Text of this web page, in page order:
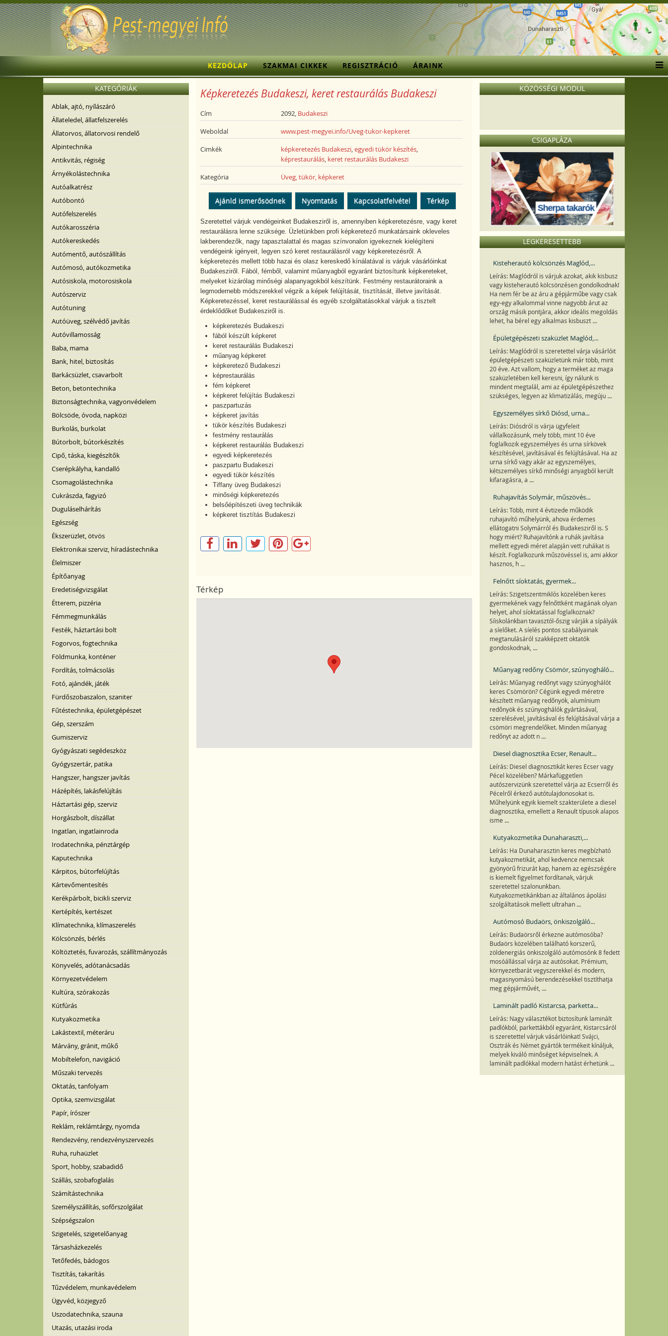
KEZDŐLAP SZAKMAI CIKKEK REGISZTRÁCIÓ ÁRAINK
KATEGÓRIÁK
Ablak, ajtó, nyílászáró
Állateledel, állatfelszerelés
Állatorvos, állatorvosi rendelő
Alpintechnika
Antikvitás, régiség
Árnyékolástechnika
Autóalkatrész
Autóbontó
Autófelszerelés
Autókarosszéria
Autókereskedés
Autómentő, autószállítás
Autómosó, autókozmetika
Autósiskola, motorosiskola
Autószerviz
Autótuning
Autóüveg, szélvédő javítás
Autóvillamosság
Baba, mama
Bank, hitel, biztosítás
Barkácsüzlet, csavarbolt
Beton, betontechnika
Biztonságtechnika, vagyonvédelem
Bölcsöde, óvoda, napközi
Burkolás, burkolat
Bútorbolt, bútorkészítés
Cipő, táska, kiegészítők
Cserépkályha, kandalló
Csomagolástechnika
Cukrászda, fagyizó
Duguláselhárítás
Egészség
Ékszerüzlet, ötvös
Elektronikai szerviz, híradástechnika
Élelmiszer
Építőanyag
Eredetiségvizsgálat
Étterem, pizzéria
Fémmegmunkálás
Festék, háztartási bolt
Fogorvos, fogtechnika
Földmunka, konténer
Fordítás, tolmácsolás
Fotó, ajándék, játék
Fürdőszobaszalon, szaniter
Fűtéstechnika, épületgépészet
Gép, szerszám
Gumiszerviz
Gyógyászati segédeszköz
Gyógyszertár, patika
Hangszer, hangszer javítás
Házépítés, lakásfelújítás
Háztartási gép, szerviz
Horgászbolt, díszállat
Ingatlan, ingatlainroda
Irodatechnika, pénztárgép
Kaputechnika
Kárpitos, bútorfelújítás
Kártevőmentesítés
Kerékpárbolt, bicikli szerviz
Kertépítés, kertészet
Klímatechnika, klímaszerelés
Kölcsönzés, bérlés
Költöztetés, fuvarozás, szállítmányozás
Könyvelés, adótanácsadás
Környezetvédelem
Kultúra, szórakozás
Kútfúrás
Kutyakozmetika
Lakástextil, méteráru
Márvány, gránit, műkő
Mobiltelefon, navigáció
Műszaki tervezés
Oktatás, tanfolyam
Optika, szemvizsgálat
Papír, írószer
Reklám, reklámtárgy, nyomda
Rendezvény, rendezvényszervezés
Ruha, ruhaüzlet
Sport, hobby, szabadidő
Szállás, szobafoglalás
Számítástechnika
Személyszállítás, sofőrszolgálat
Szépségszalon
Szigetelés, szigetelőanyag
Társasházkezelés
Tetőfedés, bádogos
Tisztítás, takarítás
Tűzvédelem, munkavédelem
Ügyvéd, közjegyző
Uszodatechnika, szauna
Utazás, utazási iroda
Képkeretezés Budakeszi, keret restaurálás Budakeszi
Cím 2092, Budakeszi
Weboldal www.pest-megyei.info/Uveg-tukor-kepkeret
Cimkék képkeretezés Budakeszi,egyedi tükör készítés,
képrestaurálás, keret restaurálás Budakeszi
Kategória Üveg, tükör, képkeret
Ajánld ismerősödnek Nyomtatás Kapcsolatfelvétel Térkép
Szeretettel várjuk vendégeinket Budakesziről is, amennyiben képkeretezésre, vagy keret
restaurálásra lenne szüksége. Üzletünkben profi képkeretező munkatársaink okleveles
lakberendezők, nagy tapasztalattal és magas színvonalon igyekeznek kielégíteni
vendégeink igényeit, legyen szó keret restaurálásról vagy képkeretezésről. A
képkeretezés mellett több hazai és olasz kereskedő kínálatával is várjuk vásárlóinkat
Budakesziről. Fából, fémből, valamint műanyagból egyaránt biztosítunk képkereteket,
melyeket kizárólag minőségi alapanyagokból készítünk. Festmény restaurátoraink a
legmodernebb módszerekkel végzik a képek felújítását, tisztítását, illetve javítását.
Képkeretezéssel, keret restaurálással és egyéb szolgáltatásokkal várjuk a tisztelt
érdeklődőket Budakesziről is.
képkeretezés Budakeszi
fából készült képkeret
keret restaurálás Budakeszi
műanyag képkeret
képkeretező Budakeszi
képrestaurálás
fém képkeret
képkeret felújítás Budakeszi
paszpartuzás
képkeret javítás
tükör készítés Budakeszi
festmény restaurálás
képkeret restaurálás Budakeszi
egyedi képkeretezés
paszpartu Budakeszi
egyedi tükör készítés
Tiffany üveg Budakeszi
minőségi képkeretezés
belsőépítészeti üveg technikák
képkeret tisztítás Budakeszi
Térkép
KÖZÖSSÉGI MODUL
CSIGAPLÁZA
Sherpa takarók
LEGKERESETTEBB
Kisteherautó kölcsönzés Maglód,...
Leírás: Maglódról is várjuk azokat, akik kisbusz
vagy kisteherautó kölcsönzésen gondolkodnak!
Ha nem fér be az áru a gépjárműbe vagy csak
egy-egy alkalommal vinne nagyobb árut az
ország másik pontjára, akkor ideális megoldás
lehet, ha bérel egy alkalmas kisbuszt ...
Épületgépészeti szaküzlet Maglód,...
Leírás: Maglódról is szeretettel várja vásárlóit
épületgépészeti szaküzletünk már több, mint
20 éve. Azt vallom, hogy a terméket az maga
szaküzletében kell keresni, így nálunk is
mindent megtalál, ami az épületgépészethez
szükséges, legyen az klimatizálás, megúju ...
Egyszemélyes sírkő Diósd, urna...
Leírás: Diósdról is várja ügyfeleit
vállalkozásunk, mely több, mint 10 éve
foglalkozik egyszemélyes és urna sírkövek
készítésével, javításával és felújításával. Ha az
urna sírkő vagy akár az egyszemélyes,
kétszemélyes sírkő minőségi anyagból került
kifaragásra, a ...
Ruhajavítás Solymár, műszövés...
Leírás: Több, mint 4 évtizede működik
ruhajavító műhelyünk, ahova érdemes
ellátogatni Solymárról és Budakesziről is. S
hogy miért? Ruhajavítónk a ruhák javítása
mellett egyedi méret alapján vett ruhákat is
készít. Foglalkozunk műszövéssel is, ami akkor
hasznos, h ...
Felnőtt síoktatás, gyermek...
Leírás: Szigetszentmiklós közelében keres
gyermekének vagy felnőttként magának olyan
helyet, ahol síoktatással foglalkoznak?
Síiskolánkban tavasztól-őszig várják a sípályák
a síelőket. A síelés pontos szabályainak
megtanulásáról szakképzett oktatók
gondoskodnak, ...
Műanyag redőny Csömör, szúnyogháló...
Leírás: Műanyag redőnyt vagy szúnyoghálót
keres Csömörön? Cégünk egyedi méretre
készített műanyag redőnyök, alumínium
redőnyök és szúnyoghálók gyártásával,
szerelésével, javításával és felújításával várja a
csömöri megrendelőket. Minden műanyag
redőnyt az adott n ...
Diesel diagnosztika Ecser, Renault...
Leírás: Diesel diagnosztikát keres Ecser vagy
Pécel közelében? Márkafüggetlen
autószervizünk szeretettel várja az Ecserről és
Pécelről érkező autótulajdonosokat is.
Műhelyünk egyik kiemelt szakterülete a diesel
diagnosztika, emellett a Renault típusok alapos
isme ...
Kutyakozmetika Dunaharaszti,...
Leírás: Ha Dunaharasztin keres megbízható
kutyakozmetikát, ahol kedvence nemcsak
gyönyörű frizurát kap, hanem az egészségére
is kiemelt figyelmet fordítanak, várjuk
szeretettel szalonunkban.
Kutyakozmetikánkban az általános ápolási
szolgáltatások mellett ultrahan ...
Autómosó Budaörs, önkiszolgáló...
Leírás: Budaörsről érkezne autómosóba?
Budaörs közelében található korszerű,
zöldenergiás önkiszolgáló autómosónk 8 fedett
mosóállással várja az autósokat. Prémium,
környezetbarát vegyszerekkel és modern,
magasnyomású berendezésekkel tisztíthatja
meg gépjárművét, ...
Laminált padló Kistarcsa, parketta...
Leírás: Nagy választékot biztosítunk laminált
padlókból, parkettákból egyaránt, Kistarcsáról
is szeretettel várjuk vásárlóinkat! Svájci,
Osztrák és Német gyártók termékeit kínáljuk,
melyek kiváló minőséget képviselnek. A
laminált padlókkal modern hatást érhetünk ...